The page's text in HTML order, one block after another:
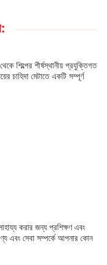
শিল্পের শীর্ষস্থানীয় প্রযুক্তিগত
চাহিদা মেটাতে একটি সম্পূর্ণ
করার জন্য প্রশিক্ষণ এবং
এবং সেবা সম্পর্কে আপনার কোন